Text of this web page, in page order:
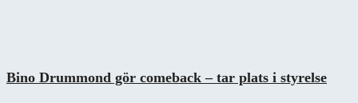
Bino Drummond gör comeback – tar plats i styrelse